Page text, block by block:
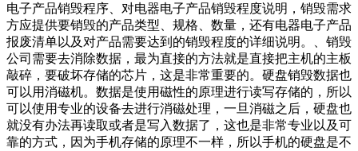
电子产品销毁程序、对电器电子产品销毁程度说明，销毁需求
方应提供要销毁的产品类型、规格、数量，还有电器电子产品
报废清单以及对产品需要达到的销毁程度的详细说明。、销毁
公司需要去消除数据，最为直接的方法就是直接把主机的主板
敲碎，要破坏存储的芯片，这是非常重要的。硬盘销毁数据也
可以用消磁机。数据是使用磁性的原理进行读写存储的，所以
可以使用专业的设备去进行消磁处理，一旦消磁之后，硬盘也
就没有办法再读取或者是写入数据了，这也是非常专业以及可
靠的方式，因为手机存储的原理不一样，所以手机的硬盘是不